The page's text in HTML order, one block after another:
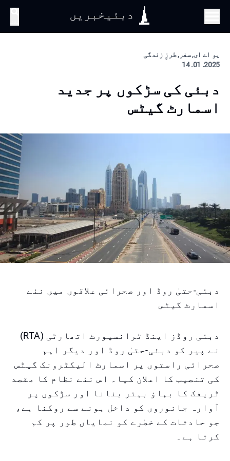
دبئیخبریں
یو اے ای, سفر, طرزِ زندگی
2025. 01. 14
دبئی کی سڑکوں پر جدید
اسمارٹ گیٹس
دبئی-حتیٰ روڈ اور صحرائی علاقوں میں نئے
اسمارٹ گیٹس
دبئی روڈز اینڈ ٹرانسپورٹ اتھارٹی (RTA)
نے پیر کو دبئی-حتیٰ روڈ اور دیگر اہم
صحرائی راستوں پر اسمارٹ الیکٹرونک گیٹس
کی تنصیب کا اعلان کیا۔ اس نئے نظام کا مقصد
ٹریفک کا بہاؤ بہتر بنانا اور سڑکوں پر
آوارہ جانوروں کو داخل ہونے سے روکنا ہے،
جو حادثات کے خطرے کو نمایاں طور پر کم
کرتا ہے۔